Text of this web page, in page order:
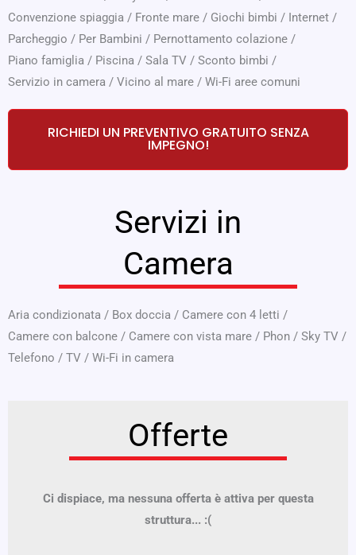
Convenzione spiaggia / Fronte mare / Giochi bimbi / Internet /
Parcheggio / Per Bambini / Pernottamento colazione /
Piano famiglia / Piscina / Sala TV / Sconto bimbi /
Servizio in camera / Vicino al mare / Wi-Fi aree comuni
RICHIEDI UN PREVENTIVO GRATUITO SENZA
IMPEGNO!
Servizi in
Camera
Aria condizionata / Box doccia / Camere con 4 letti /
Camere con balcone / Camere con vista mare / Phon / Sky TV /
Telefono / TV / Wi-Fi in camera
Offerte
Ci dispiace, ma nessuna offerta è attiva per questa
struttura... :(